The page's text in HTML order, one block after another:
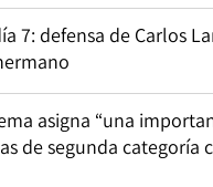
7: defensa de Carlos
asigna “una
de segunda categoría